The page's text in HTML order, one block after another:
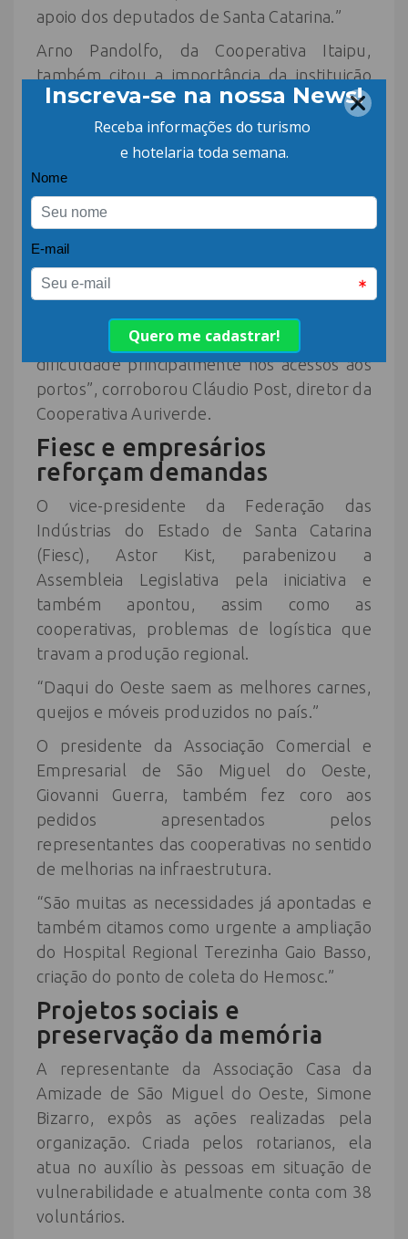
apoio dos deputados de Santa Catarina.”
Arno Pandolfo, da Cooperativa Itaipu,
também citou a importância da instituição
em seus 60 anos de existência. Ele elencou
projetos realizados, como a formação de
mulheres cooperativistas e o Itaipu Show,
evento destinado ao setor.
Ao final, pediu melhorias na BR-282 e BR-
280 e criação de uma ferrovia no Oeste. “Em
época de verão, é difícil a chegada de nossa
produção ao porto de Itajaí.”
“Precisamos que as estradas sejam rápidas
e que possamos escoar os produtos. Temos
dificuldade principalmente nos acessos aos
portos”, corroborou Cláudio Post, diretor da
Cooperativa Auriverde.
Fiesc e empresários
reforçam demandas
O vice-presidente da Federação das
Indústrias do Estado de Santa Catarina
(Fiesc), Astor Kist, parabenizou a
Assembleia Legislativa pela iniciativa e
também apontou, assim como as
cooperativas, problemas de logística que
travam a produção regional.
“Daqui do Oeste saem as melhores carnes,
queijos e móveis produzidos no país.”
O presidente da Associação Comercial e
Empresarial de São Miguel do Oeste,
Giovanni Guerra, também fez coro aos
pedidos apresentados pelos
representantes das cooperativas no sentido
de melhorias na infraestrutura.
“São muitas as necessidades já apontadas e
também citamos como urgente a ampliação
do Hospital Regional Terezinha Gaio Basso,
criação do ponto de coleta do Hemosc.”
Projetos sociais e
preservação da memória
A representante da Associação Casa da
Amizade de São Miguel do Oeste, Simone
Bizarro, expôs as ações realizadas pela
organização. Criada pelos rotarianos, ela
atua no auxílio às pessoas em situação de
vulnerabilidade e atualmente conta com 38
voluntários.